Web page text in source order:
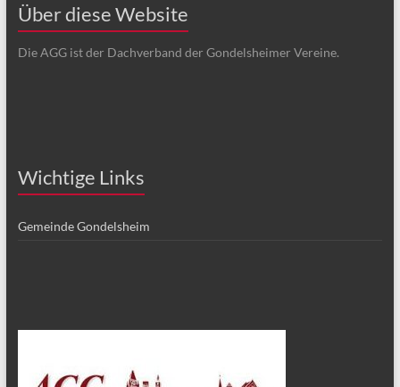
Über diese Website
Die AGG ist der Dachverband der Gondelsheimer Vereine.
Wichtige Links
Gemeinde Gondelsheim